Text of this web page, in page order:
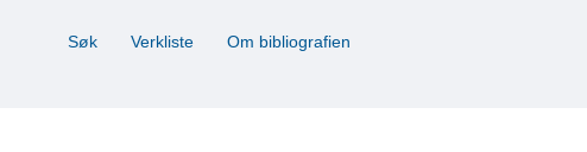
Søk Verkliste Om bibliografien